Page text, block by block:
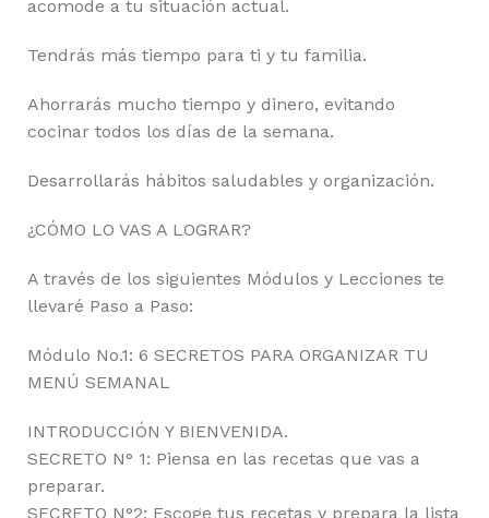
acomode a tu situación actual.
Tendrás más tiempo para ti y tu familia.
Ahorrarás mucho tiempo y dinero, evitando
cocinar todos los días de la semana.
Desarrollarás hábitos saludables y organización.
¿CÓMO LO VAS A LOGRAR?
A través de los siguientes Módulos y Lecciones te
llevaré Paso a Paso:
Módulo No.1: 6 SECRETOS PARA ORGANIZAR TU
MENÚ SEMANAL
INTRODUCCIÓN Y BIENVENIDA.
SECRETO N° 1: Piensa en las recetas que vas a
preparar.
SECRETO N°2: Escoge tus recetas y prepara la lista